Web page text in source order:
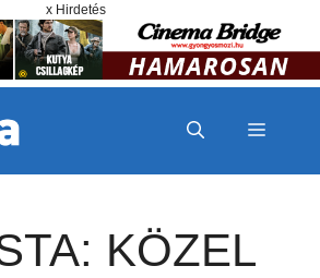
x Hirdetés
MENÜ
KÖZEL